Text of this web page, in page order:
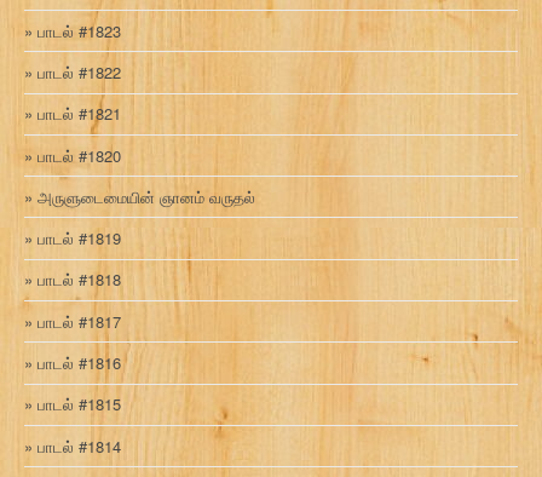
பாடல் #1823
பாடல் #1822
பாடல் #1821
பாடல் #1820
அருளுடைமையின் ஞானம் வருதல்
பாடல் #1819
பாடல் #1818
பாடல் #1817
பாடல் #1816
பாடல் #1815
பாடல் #1814